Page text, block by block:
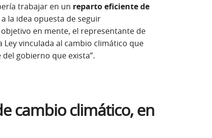
trabajar en un reparto eficiente de
la idea opuesta de seguir
en mente, el representante de
Ley vinculada al cambio climático que
gobierno que exista”.
cambio climático, en